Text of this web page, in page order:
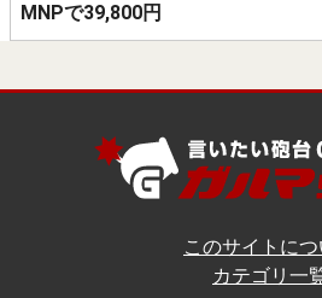
MNPで39,800円
このサイトにつ
カテゴリ一